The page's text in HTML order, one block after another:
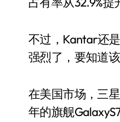
不过，Kantar还
强烈了，要知道
在美国市场，三
年的旗舰